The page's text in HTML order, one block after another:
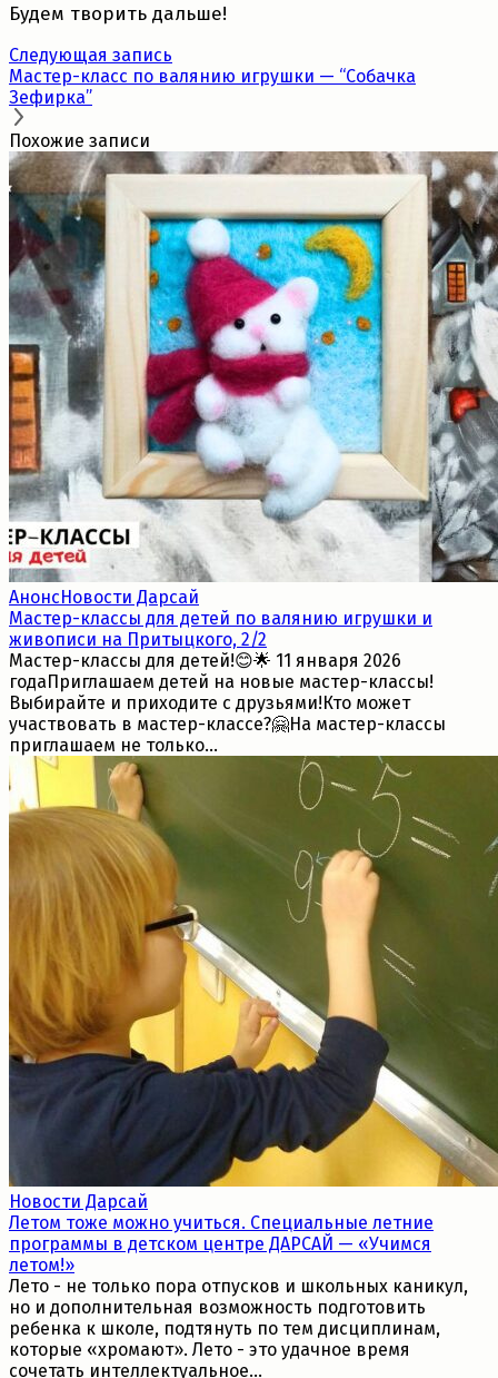
Будем творить дальше!
Следующая запись
Мастер-класс по валянию игрушки — “Собачка
Зефирка”
Похожие записи
АнонсНовости Дарсай
Мастер-классы для детей по валянию игрушки и
живописи на Притыцкого, 2/2
Мастер-классы для детей!😊🌟 11 января 2026
годаПриглашаем детей на новые мастер-классы!
Выбирайте и приходите с друзьями!Кто может
участвовать в мастер-классе?🤗На мастер-классы
приглашаем не только...
Новости Дарсай
Летом тоже можно учиться. Специальные летние
программы в детском центре ДАРСАЙ — «Учимся
летом!»
Лето - не только пора отпусков и школьных каникул,
но и дополнительная возможность подготовить
ребенка к школе, подтянуть по тем дисциплинам,
которые «хромают». Лето - это удачное время
сочетать интеллектуальное...